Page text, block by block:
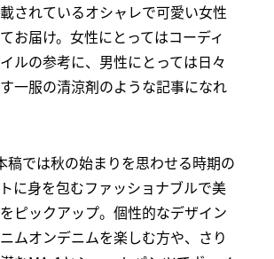
されているオシャレで可愛い女性
お届け。女性にとってはコーディ
ルの参考に、男性にとっては日々
一服の清涼剤のような記事になれ
稿では秋の始まりを思わせる時期の
に身を包むファッショナブルで美
ピックアップ。個性的なデザイン
ムオンデニムを楽しむ方や、さり